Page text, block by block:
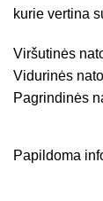
kurie vertina
Viršutinės
Vidurinės
Pagrindinės
Papildoma